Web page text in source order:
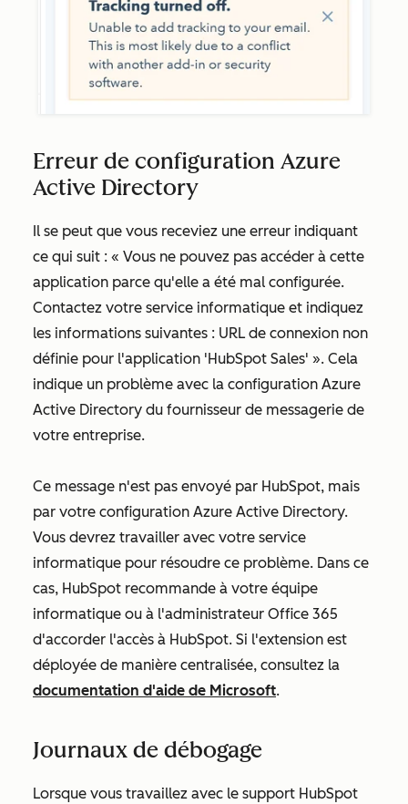
Erreur de configuration Azure
Active Directory
Il se peut que vous receviez une erreur indiquant
ce qui suit : « Vous ne pouvez pas accéder à cette
application parce qu'elle a été mal configurée.
Contactez votre service informatique et indiquez
les informations suivantes : URL de connexion non
définie pour l'application 'HubSpot Sales' ». Cela
indique un problème avec la configuration Azure
Active Directory du fournisseur de messagerie de
votre entreprise.
Ce message n'est pas envoyé par HubSpot, mais
par votre configuration Azure Active Directory.
Vous devrez travailler avec votre service
informatique pour résoudre ce problème. Dans ce
cas, HubSpot recommande à votre équipe
informatique ou à l'administrateur Office 365
d'accorder l'accès à HubSpot. Si l'extension est
déployée de manière centralisée, consultez la
documentation d'aide de Microsoft.
Journaux de débogage
Lorsque vous travaillez avec le support HubSpot